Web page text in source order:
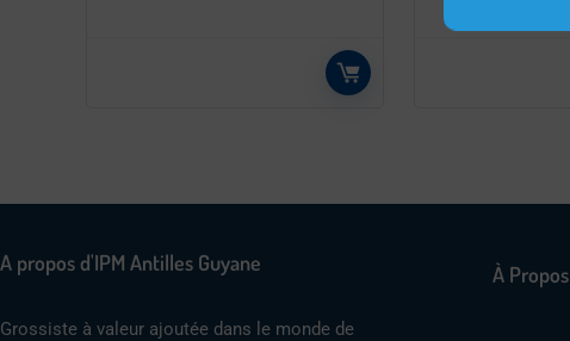
A propos d'IPM Antilles Guyane
Grossiste à valeur ajoutée dans le monde de
À Propos